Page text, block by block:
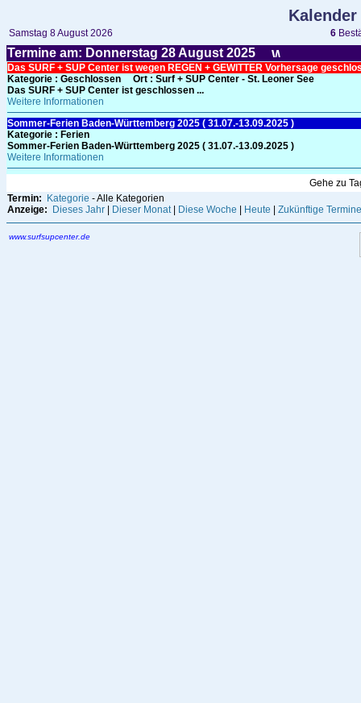
Samstag 8 August 2026 6
Termine am: Donnerstag 28August 2025
Das SURF + SUP Center ist wegen REGEN + GEWITTER Vorhersage
Kategorie : Geschlossen Ort : Surf + SUP Center - St. Leoner See
Das SURF + SUP Center ist geschlossen ...
Weitere Informationen
Sommer-Ferien Baden-Württemberg 2025 ( 31.07.-13.09.2025 )
Kategorie : Ferien
Sommer-Ferien Baden-Württemberg 2025 ( 31.07.-13.09.2025 )
Weitere Informationen
Gehe zu
Termin:
Kategorie - Alle Kategorien
Anzeige:
Dieses Jahr Dieser Monat| Diese Woche Heute Zukünftige Termine
www.surfsupcenter.de